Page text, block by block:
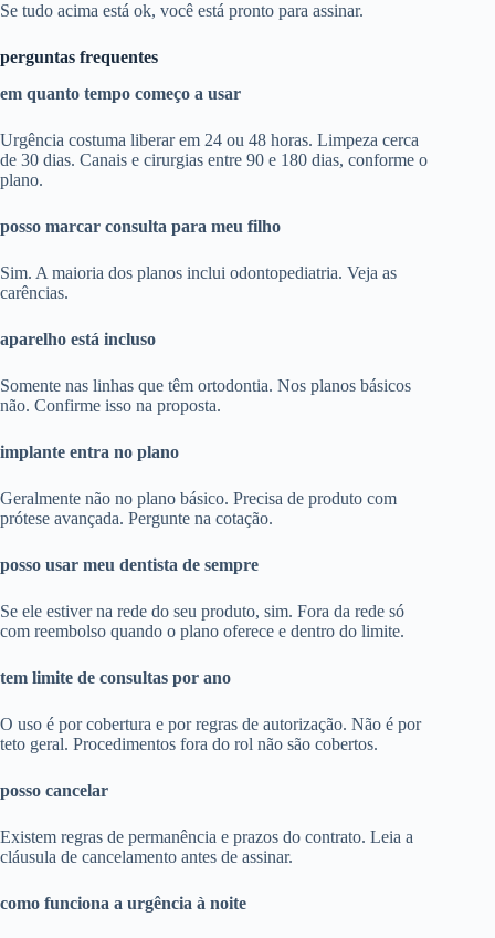
Se tudo acima está ok, você está pronto para assinar.
perguntas frequentes
em quanto tempo começo a usar
Urgência costuma liberar em 24 ou 48 horas. Limpeza cerca
de 30 dias. Canais e cirurgias entre 90 e 180 dias, conforme o
plano.
posso marcar consulta para meu filho
Sim. A maioria dos planos inclui odontopediatria. Veja as
carências.
aparelho está incluso
Somente nas linhas que têm ortodontia. Nos planos básicos
não. Confirme isso na proposta.
implante entra no plano
Geralmente não no plano básico. Precisa de produto com
prótese avançada. Pergunte na cotação.
posso usar meu dentista de sempre
Se ele estiver na rede do seu produto, sim. Fora da rede só
com reembolso quando o plano oferece e dentro do limite.
tem limite de consultas por ano
O uso é por cobertura e por regras de autorização. Não é por
teto geral. Procedimentos fora do rol não são cobertos.
posso cancelar
Existem regras de permanência e prazos do contrato. Leia a
cláusula de cancelamento antes de assinar.
como funciona a urgência à noite